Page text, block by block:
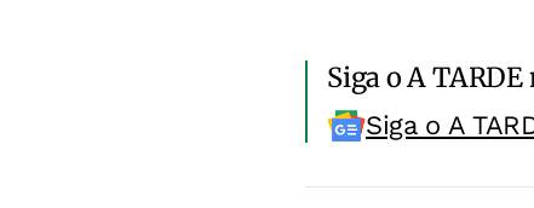
Siga o A
Siga o A